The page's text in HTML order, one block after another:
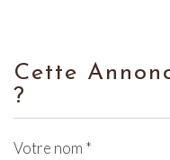
Cette Annonce Vous Intéresse
?
Votre nom *